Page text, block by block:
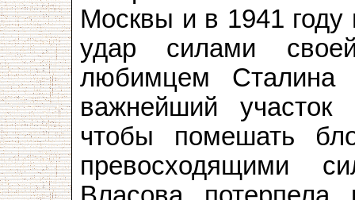
Москвы и в 1941
удар силами
любимцем
важнейший
чтобы помешать
превосходящими